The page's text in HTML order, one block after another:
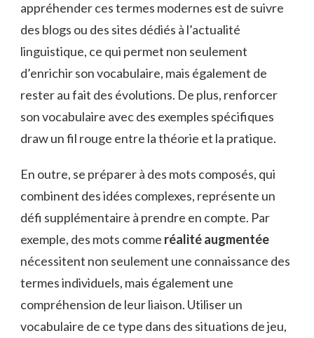
appréhender ces termes modernes est de suivre
des blogs ou des sites dédiés à l’actualité
linguistique, ce qui permet non seulement
d’enrichir son vocabulaire, mais également de
rester au fait des évolutions. De plus, renforcer
son vocabulaire avec des exemples spécifiques
draw un fil rouge entre la théorie et la pratique.
En outre, se préparer à des mots composés, qui
combinent des idées complexes, représente un
défi supplémentaire à prendre en compte. Par
exemple, des mots comme réalité augmentée
nécessitent non seulement une connaissance des
termes individuels, mais également une
compréhension de leur liaison. Utiliser un
vocabulaire de ce type dans des situations de jeu,